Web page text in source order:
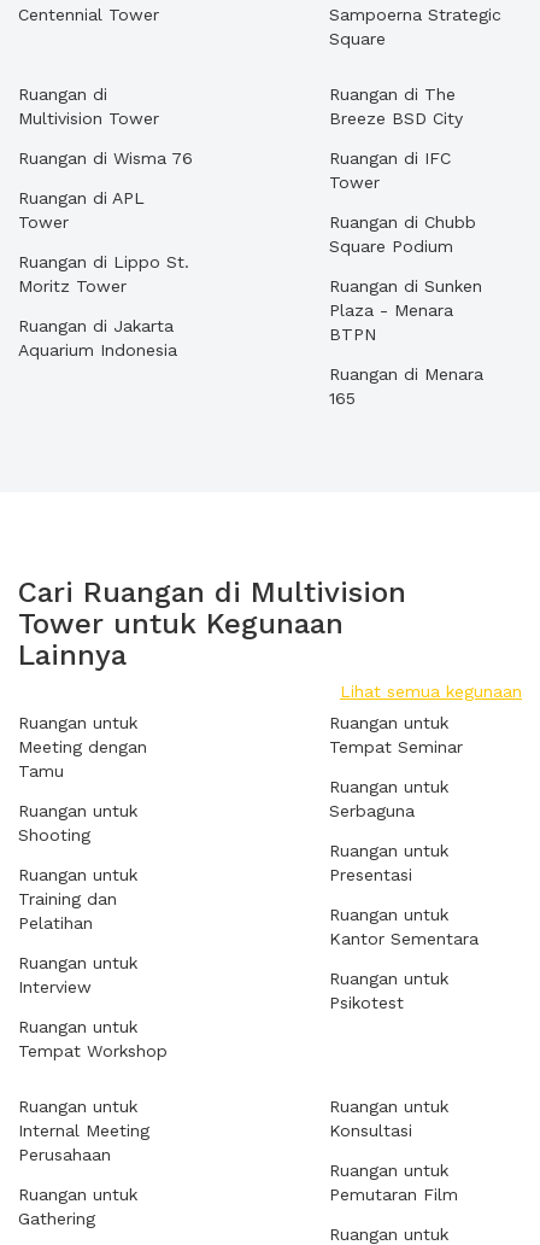
Centennial Tower
Sampoerna Strategic
Square
Ruangan di
Multivision Tower
Ruangan di Wisma 76
Ruangan di APL
Tower
Ruangan di Lippo St.
Moritz Tower
Ruangan di Jakarta
Aquarium Indonesia
Ruangan di The
Breeze BSD City
Ruangan di IFC
Tower
Ruangan di Chubb
Square Podium
Ruangan di Sunken
Plaza - Menara
BTPN
Ruangan di Menara
165
Cari Ruangan di Multivision
Tower untuk Kegunaan
Lainnya
Lihat semua kegunaan
Ruangan untuk
Meeting dengan
Tamu
Ruangan untuk
Shooting
Ruangan untuk
Training dan
Pelatihan
Ruangan untuk
Interview
Ruangan untuk
Tempat Workshop
Ruangan untuk
Tempat Seminar
Ruangan untuk
Serbaguna
Ruangan untuk
Presentasi
Ruangan untuk
Kantor Sementara
Ruangan untuk
Psikotest
Ruangan untuk
Internal Meeting
Perusahaan
Ruangan untuk
Gathering
Ruangan untuk
Konsultasi
Ruangan untuk
Pemutaran Film
Ruangan untuk